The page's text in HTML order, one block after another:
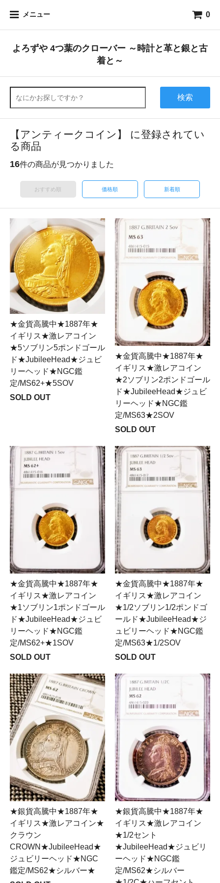
メニュー 0
よろずや 4つ葉のクローバー ～時計と革と銀と古
着と～
検索
【アンティークコイン】 に登録されてい
る商品
16件の商品が見つかりました
おすすめ順 価格順 新着順
★金貨高騰中★1887年★
イギリス★激レアコイン
★5ソブリン5ポンドゴール
ド★JubileeHead★ジュビ
リーヘッド★NGC鑑
定/MS62+★5SOV
SOLD OUT
★金貨高騰中★1887年★
イギリス★激レアコイン
★2ソブリン2ポンドゴール
ド★JubileeHead★ジュビ
リーヘッド★NGC鑑
定/MS63★2SOV
SOLD OUT
★金貨高騰中★1887年★
イギリス★激レアコイン
★1ソブリン1ポンドゴール
ド★JubileeHead★ジュビ
リーヘッド★NGC鑑
定/MS62+★1SOV
SOLD OUT
★金貨高騰中★1887年★
イギリス★激レアコイン
★1/2ソブリン1/2ポンドゴ
ールド★JubileeHead★ジ
ュビリーヘッド★NGC鑑
定/MS63★1/2SOV
SOLD OUT
★銀貨高騰中★1887年★
イギリス★激レアコイン★
クラウン
CROWN★JubileeHead★
ジュビリーヘッド★NGC
鑑定/MS62★シルバー★
★銀貨高騰中★1887年★
イギリス★激レアコイン
★1/2セント
★JubileeHead★ジュビリ
ーヘッド★NGC鑑
定/MS62★シルバー